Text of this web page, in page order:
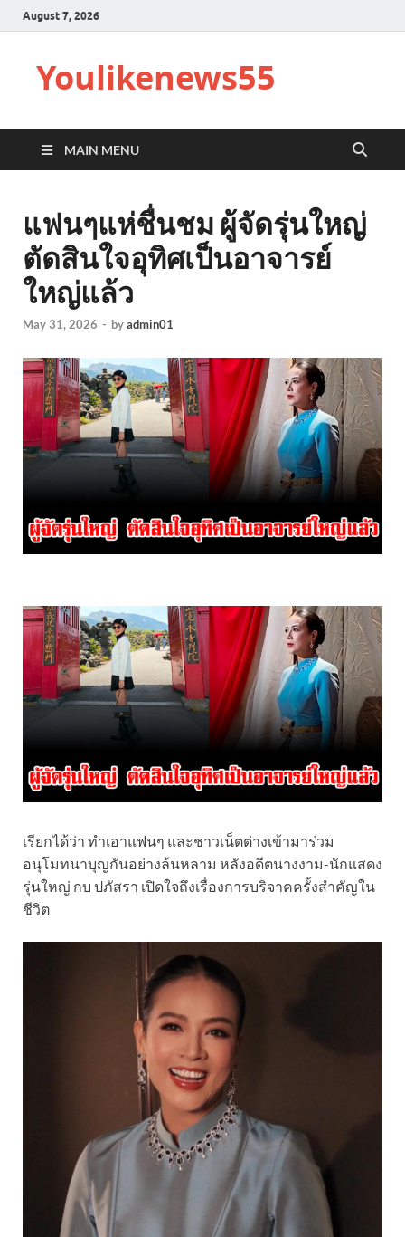
August 7, 2026
Youlikenews55
MAIN MENU
แฟนๆแห่ชื่นชม ผู้จัดรุ่นใหญ่
ตัดสินใจอุทิศเป็นอาจารย์
ใหญ่แล้ว
May 31, 2026 - byadmin01
เรียกได้ว่า ทำเอาแฟนๆ และชาวเน็ตต่างเข้ามาร่วม
อนุโมทนาบุญกันอย่างล้นหลาม หลังอดีตนางงาม-นักแสดง
รุ่นใหญ่ กบ ปภัสรา เปิดใจถึงเรื่องการบริจาคครั้งสำคัญใน
ชีวิต